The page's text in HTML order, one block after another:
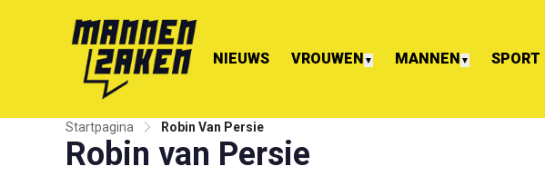
NIEUWS VROUWEN ▼ MANNEN ▼ SPORT
Startpagina Robin Van Persie
Robin van Persie